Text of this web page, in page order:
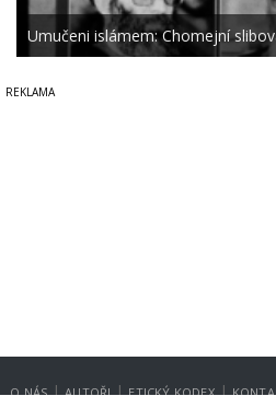
Umučeni islámem: Chomejní
O NÁS | AUTOŘI | ETICKÝ KODEX |